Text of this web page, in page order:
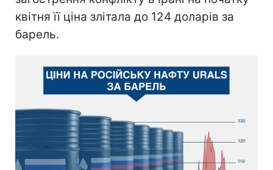
квітня її ціна злітала до 124 доларів за
барель.